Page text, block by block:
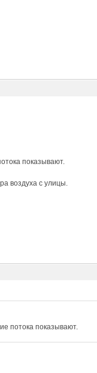
показывают.
воздуха с улицы.
потока показывают.